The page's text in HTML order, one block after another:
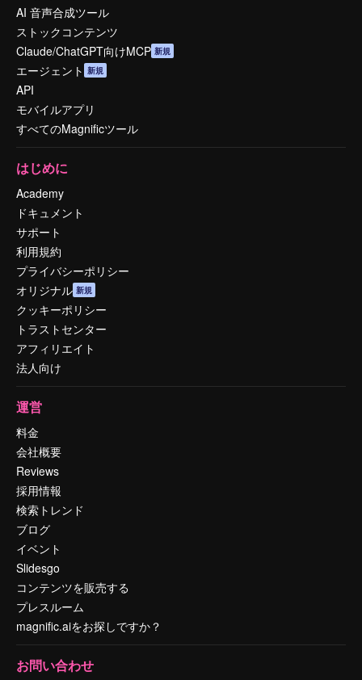
AI 音声合成ツール
ストックコンテンツ
Claude/ChatGPT向けMCP 新規
エージェント 新規
API
モバイルアプリ
すべてのMagnificツール
はじめに
Academy
ドキュメント
サポート
利用規約
プライバシーポリシー
オリジナル 新規
クッキーポリシー
トラストセンター
アフィリエイト
法人向け
運営
料金
会社概要
Reviews
採用情報
検索トレンド
ブログ
イベント
Slidesgo
コンテンツを販売する
プレスルーム
magnific.aiをお探しですか？
お問い合わせ